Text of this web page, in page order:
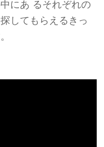
にあ るそれぞれの
してもらえるきっ